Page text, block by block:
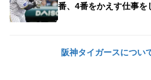
番、4番をかえす仕事を
阪神タイガースについ